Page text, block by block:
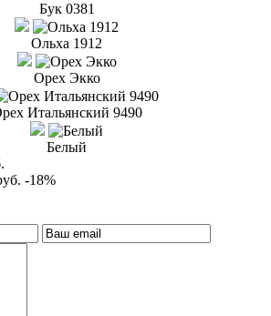
Бук 0381
Ольха 1912
Орех Экко
Итальянский 9490
Белый
-18%